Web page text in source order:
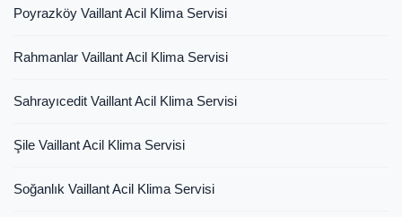
Poyrazköy Vaillant Acil Klima Servisi
Rahmanlar Vaillant Acil Klima Servisi
Sahrayıcedit Vaillant Acil Klima Servisi
Şile Vaillant Acil Klima Servisi
Soğanlık Vaillant Acil Klima Servisi